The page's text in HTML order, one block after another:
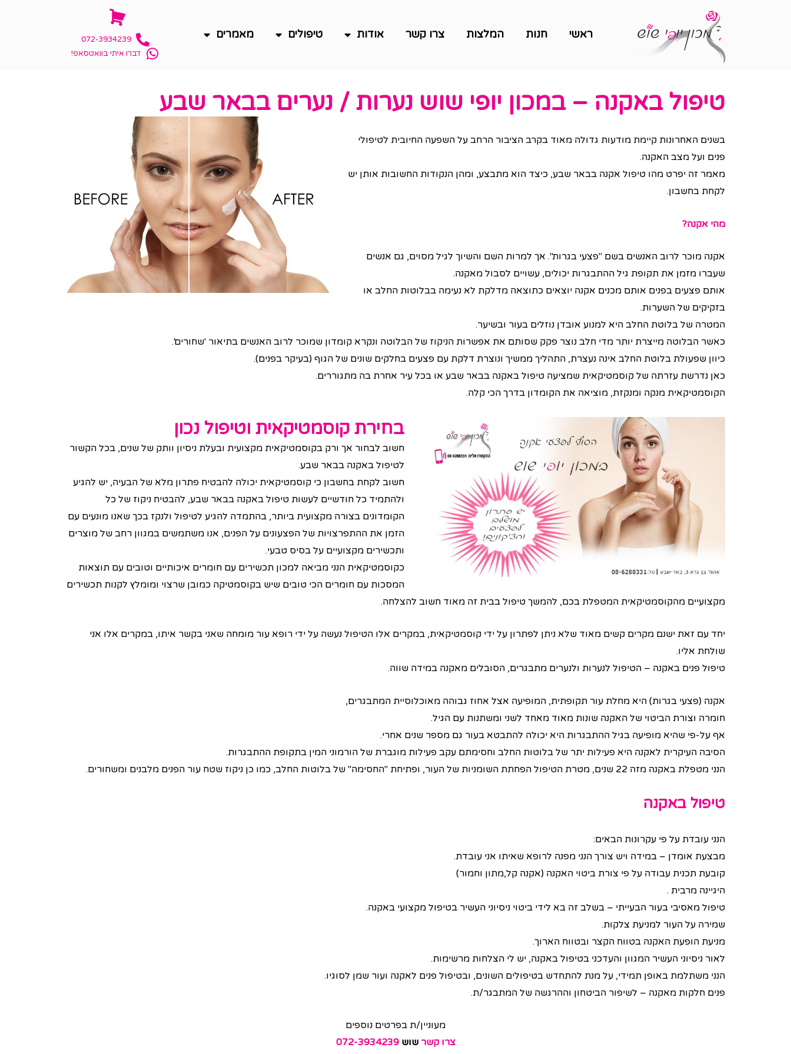
ראשי חנות המלצות צרו קשר אודות טיפולים מאמרים
072-3934239
דברו איתי בוואטסאפ!
טיפול באקנה – במכון יופי שוש נערות / נערים בבאר שבע
בשנים האחרונות קיימת מודעות גדולה מאוד בקרב הציבור הרחב על השפעה החיובית לטיפולי
פנים ועל מצב האקנה.
מאמר זה יפרט מהו טיפול אקנה בבאר שבע, כיצד הוא מתבצע, ומהן הנקודות החשובות אותן יש
לקחת בחשבון.
מהי אקנה?
אקנה מוכר לרוב האנשים בשם "פצעי בגרות". אך למרות השם והשיוך לגיל מסוים, גם אנשים
שעברו מזמן את תקופת גיל ההתבגרות יכולים, עשויים לסבול מאקנה.
אותם פצעים בפנים אותם מכנים אקנה יוצאים כתוצאה מדלקת לא נעימה בבלוטות החלב או
בזקיקים של השערות.
המטרה של בלוטת החלב היא למנוע אובדן נוזלים בעור ובשיער.
כאשר הבלוטה מייצרת יותר מדי חלב נוצר פקק שסותם את אפשרות הניקוז של הבלוטה ונקרא קומדון שמוכר לרוב האנשים בתיאור 'שחורים'.
כיוון שפעולת בלוטת החלב אינה נעצרת, התהליך ממשיך ונוצרת דלקת עם פצעים בחלקים שונים של הגוף (בעיקר בפנים).
כאן נדרשת עזרתה של קוסמטיקאית שמציעה טיפול באקנה בבאר שבע או בכל עיר אחרת בה מתגוררים.
הקוסמטיקאית מנקה ומנקזת, מוציאה את הקומדון בדרך הכי קלה.
בחירת קוסמטיקאית וטיפול נכון
חשוב לבחור אך ורק בקוסמטיקאית מקצועית ובעלת ניסיון וותק של שנים, בכל הקשור
לטיפול באקנה בבאר שבע.
חשוב לקחת בחשבון כי קוסמטיקאית יכולה להבטיח פתרון מלא של הבעיה, יש להגיע
ולהתמיד כל חודשיים לעשות טיפול באקנה בבאר שבע, להבטיח ניקוז של כל
הקומדונים בצורה מקצועית ביותר, בהתמדה להגיע לטיפול ולנקז בכך שאנו מונעים עם
הזמן את ההתפרצויות של הפצעונים על הפנים, אנו משתמשים במגוון רחב של מוצרים
ותכשירים מקצועיים על בסיס טבעי.
כקוסמטיקאית הנני מביאה למכון תכשירים עם חומרים איכותיים וטובים עם תוצאות
המסכות עם חומרים הכי טובים שיש בקוסמטיקה כמובן שרצוי ומומלץ לקנות תכשירים
מקצועיים מהקוסמטיקאית המטפלת בכם, להמשך טיפול בבית זה מאוד חשוב להצלחה.
יחד עם זאת ישנם מקרים קשים מאוד שלא ניתן לפתרון על ידי קוסמטיקאית, במקרים אלו הטיפול נעשה על ידי רופא עור מומחה שאני בקשר איתו, במקרים אלו אני
שולחת אליו.
טיפול פנים באקנה – הטיפול לנערות ולנערים מתבגרים, הסובלים מאקנה במידה שווה.
אקנה (פצעי בגרות) היא מחלת עור תקופתית, המופיעה אצל אחוז גבוהה מאוכלוסיית המתבגרים,
חומרה וצורת הביטוי של האקנה שונות מאוד מאחד לשני ומשתנות עם הגיל.
אף על-פי שהיא מופיעה בגיל ההתבגרות היא יכולה להתבטא בעור גם מספר שנים אחרי.
הסיבה העיקרית לאקנה היא פעילות יתר של בלוטות החלב וחסימתם עקב פעילות מוגברת של הורמוני המין בתקופת ההתבגרות.
הנני מטפלת באקנה מזה 22 שנים, מטרת הטיפול הפחתת השומניות של העור, ופתיחת "החסימה" של בלוטות החלב, כמו כן ניקוז שטח עור הפנים מלבנים ומשחורים.
טיפול באקנה
הנני עובדת על פי עקרונות הבאים:
מבצעת אומדן – במידה ויש צורך הנני מפנה לרופא שאיתו אני עובדת.
קובעת תכנית עבודה על פי צורת ביטוי האקנה (אקנה קל,מתון וחמור)
היגיינה מרבית .
טיפול מאסיבי בעור הבעייתי – בשלב זה בא לידי ביטוי ניסיוני העשיר בטיפול מקצועי באקנה.
שמירה על העור למניעת צלקות.
מניעת הופעת האקנה בטווח הקצר ובטווח הארוך.
לאור ניסיוני העשיר המגוון והעדכני בטיפול באקנה, יש לי הצלחות מרשימות.
הנני משתלמת באופן תמידי, על מנת להתחדש בטיפולים השונים, ובטיפול פנים לאקנה ועור שמן לסוגיו.
פנים חלקות מאקנה – לשיפור הביטחון וההרגשה של המתבגר/ת.
מעוניין/ת בפרטים נוספים
צרו קשר שוש072-3934239